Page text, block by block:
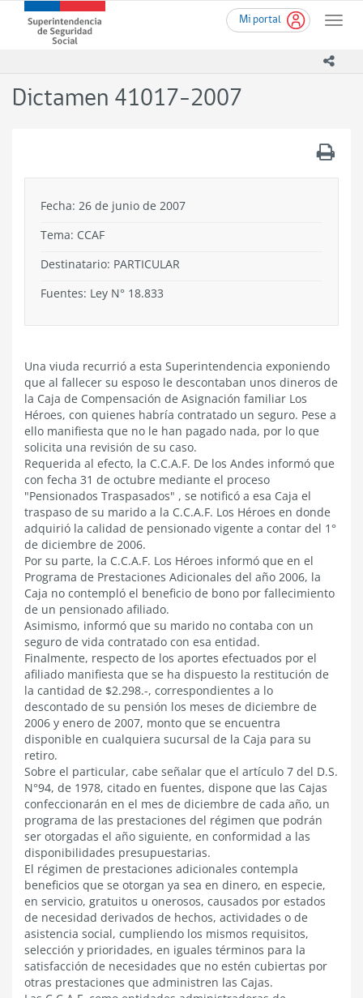
contenido
Mi portal
Toggle
Superintendencia
de
-
Dictamen 41017-2007
Fecha: 26 de junio de 2007
Tema: CCAF
Destinatario: PARTICULAR
Fuentes: Ley N° 18.833
Una viuda recurrió a esta Superintendencia exponiendo
que al fallecer su esposo le descontaban unos dineros de
la Caja de Compensación de Asignación familiar Los
Héroes, con quienes habría contratado un seguro. Pese a
ello manifiesta que no le han pagado nada, por lo que
solicita una revisión de su caso.
Requerida al efecto, la C.C.A.F. De los Andes informó que
con fecha 31 de octubre mediante el proceso
"Pensionados Traspasados" , se notificó a esa Caja el
traspaso de su marido a la C.C.A.F. Los Héroes en donde
adquirió la calidad de pensionado vigente a contar del 1°
de diciembre de 2006.
Por su parte, la C.C.A.F. Los Héroes informó que en el
Programa de Prestaciones Adicionales del año 2006, la
Caja no contempló el beneficio de bono por fallecimiento
de un pensionado afiliado.
Asimismo, informó que su marido no contaba con un
seguro de vida contratado con esa entidad.
Finalmente, respecto de los aportes efectuados por el
afiliado manifiesta que se ha dispuesto la restitución de
la cantidad de $2.298.-, correspondientes a lo
descontado de su pensión los meses de diciembre de
2006 y enero de 2007, monto que se encuentra
disponible en cualquiera sucursal de la Caja para su
retiro.
Sobre el particular, cabe señalar que el artículo 7 del D.S.
N°94, de 1978, citado en fuentes, dispone que las Cajas
confeccionarán en el mes de diciembre de cada año, un
programa de las prestaciones del régimen que podrán
ser otorgadas el año siguiente, en conformidad a las
disponibilidades presupuestarias.
El régimen de prestaciones adicionales contempla
beneficios que se otorgan ya sea en dinero, en especie,
en servicio, gratuitos u onerosos, causados por estados
de necesidad derivados de hechos, actividades o de
asistencia social, cumpliendo los mismos requisitos,
selección y prioridades, en iguales términos para la
satisfacción de necesidades que no estén cubiertas por
otras prestaciones que administren las Cajas.